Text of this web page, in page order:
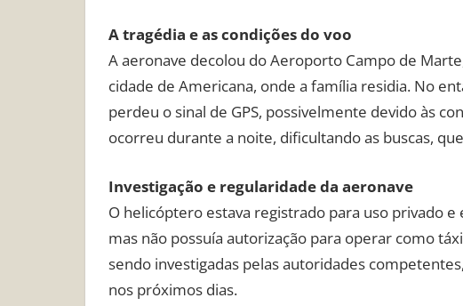
A tragédia e as condições do voo
A aeronave decolou do Aeroporto Campo de
cidade de Americana, onde a família residia. No
perdeu o sinal de GPS, possivelmente devido às
ocorreu durante a noite, dificultando as buscas,
Investigação e regularidade da aeronave
O helicóptero estava registrado para uso privado
mas não possuía autorização para operar como
sendo investigadas pelas autoridades
nos próximos dias.